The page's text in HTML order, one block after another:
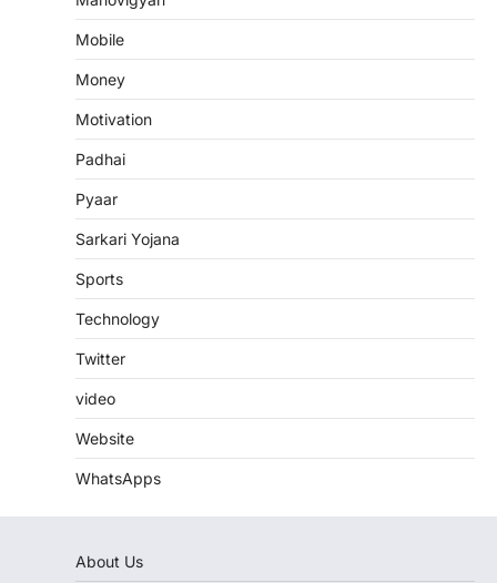
Mobile
Money
Motivation
Padhai
Pyaar
Sarkari Yojana
Sports
Technology
Twitter
video
Website
WhatsApps
About Us